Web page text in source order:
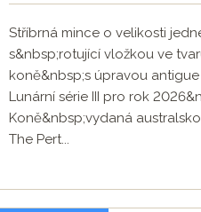
Stříbrná mince o velikosti
s&nbsp;rotující vložkou ve
koně&nbsp;s úpravou antigue
Lunární série III pro rok
Koně&nbsp;vydaná
The Pert...